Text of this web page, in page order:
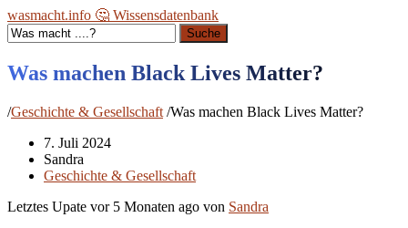
wasmacht.info 🤔 Wissensdatenbank
Suche
Was machen Black Lives Matter?
/Geschichte & Gesellschaft /Was machen Black Lives Matter?
7. Juli 2024
Sandra
Geschichte & Gesellschaft
Letztes Upate vor 5 Monaten ago von Sandra